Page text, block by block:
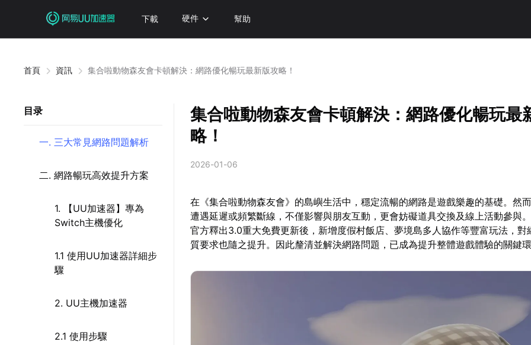
下載 硬件 幫助
首頁 資訊 集合啦動物森友會卡頓解決：網路優化暢玩最新版攻略！
目录
一. 三大常見網路問題解析
二. 網路暢玩高效提升方案
1. 【UU加速器】專為
Switch主機優化
1.1 使用UU加速器詳細步
驟
2. UU主機加速器
2.1 使用步驟
集合啦動物森友會卡頓解決：網路優化暢玩最
略！
2026-01-06
在《集合啦動物森友會》的島嶼生活中，穩定流暢的網路是遊戲樂趣的基礎。然
遭遇延遲或頻繁斷線，不僅影響與朋友互動，更會妨礙道具交換及線上活動參與
官方釋出3.0重大免費更新後，新增度假村飯店、夢境島多人協作等豐富玩法，對
質要求也隨之提升。因此釐清並解決網路問題，已成為提升整體遊戲體驗的關鍵